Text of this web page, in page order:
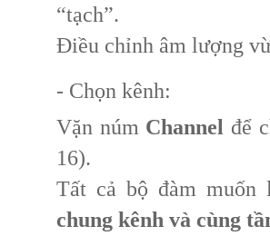
“tạch”.
Điều chỉnh âm lượng
- Chọn kênh:
Vặn núm Channel để
16).
Tất cả bộ đàm muốn
chung kênh và cùng